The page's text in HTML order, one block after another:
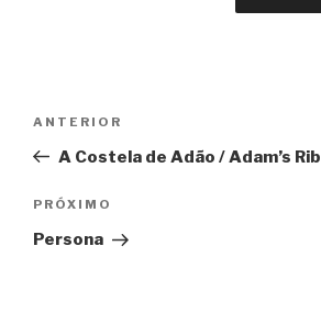
Post
Anterior
ANTERIOR
A Costela de Adão / Adam’s Rib
Próximo
PRÓXIMO
Persona